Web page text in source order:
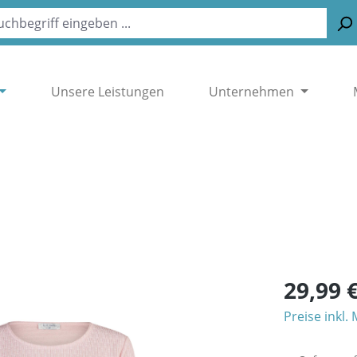
Unsere Leistungen Unternehmen
29,99
Preise inkl.